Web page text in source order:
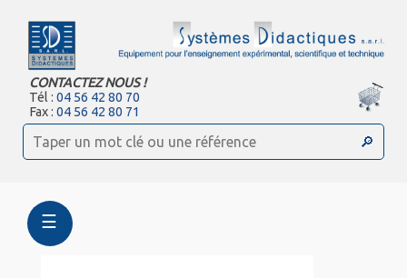
CONTACTEZ NOUS !
Tél :04 56 42 80 70
Fax :04 56 42 80 71
☰